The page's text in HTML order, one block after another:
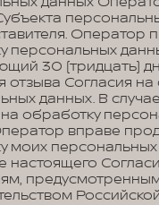
Оператор
персональных
30 (тридцать)
отзыва Согласия
данных. В
обработку
вправе
моих
настоящего